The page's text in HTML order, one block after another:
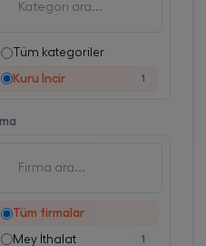
Tüm kategoriler
Kuru İncir 1
Tüm firmalar
Mey İthalat 1